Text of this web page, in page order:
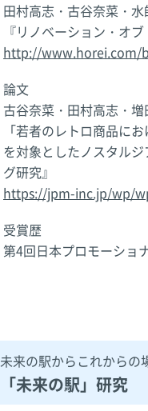
田村高志・古谷奈菜・水
『リノベーション・オ
http://www.horei.com/
論文
古谷奈菜・田村高志・増
「若者のレトロ商品に
を対象としたノスタル
グ研究』
https://jpm-inc.jp/wp/
受賞歴
第4回日本プロモーショ
未来の駅からこれからの
「未来の駅」研究